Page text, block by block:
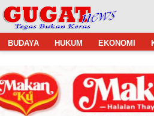
BUDAYA HUKUM EKONOMI